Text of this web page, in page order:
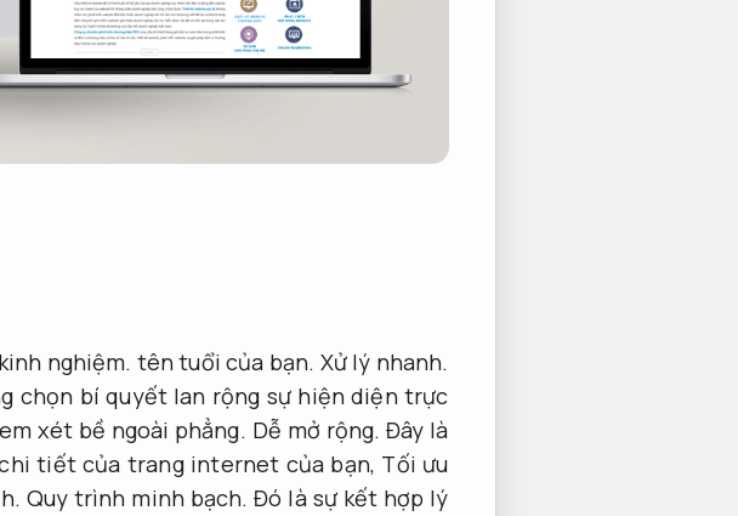
nghiệm. tên tuổi của bạn. Xử lý nhanh.
chọn bí quyết lan rộng sự hiện diện trực
xét bề ngoài phẳng. Dễ mở rộng. Đây là
tiết của trang internet của bạn, Tối ưu
Quy trình minh bạch. Đó là sự kết hợp lý